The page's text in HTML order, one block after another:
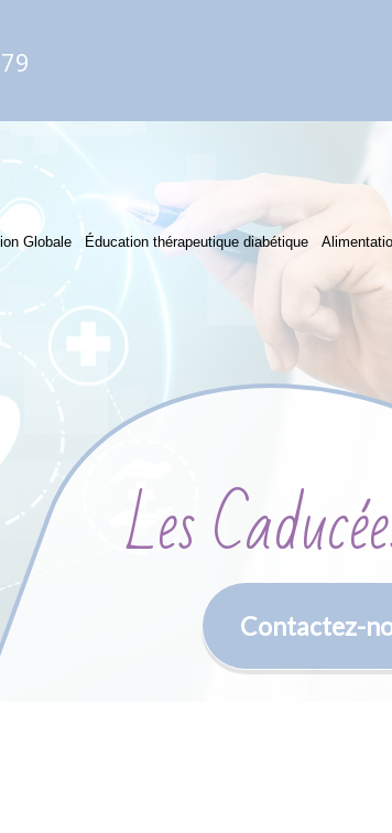
Globale Éducation thérapeutique diabétique
Les
Contactez-